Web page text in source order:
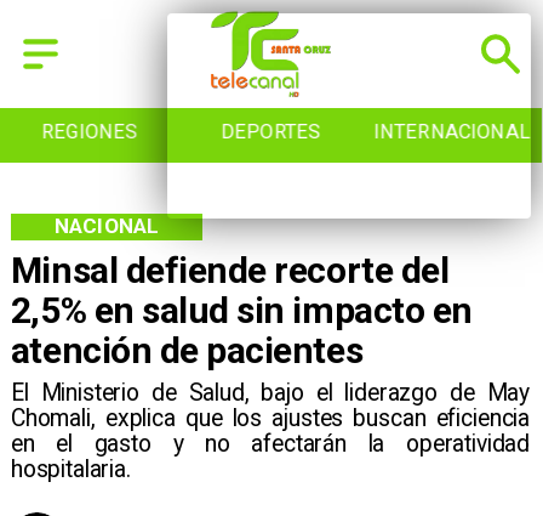
REGIONES DEPORTES INTERNACIONAL
Minsal defiende recorte del
2,5% en salud sin impacto en
atención de pacientes
El Ministerio de Salud, bajo el liderazgo de May
Chomali, explica que los ajustes buscan eficiencia
en el gasto y no afectarán la operatividad
hospitalaria.
NACIONAL